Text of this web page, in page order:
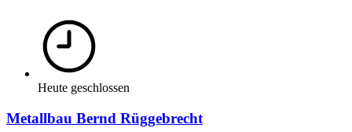
Heute geschlossen
Metallbau Bernd Rüggebrecht